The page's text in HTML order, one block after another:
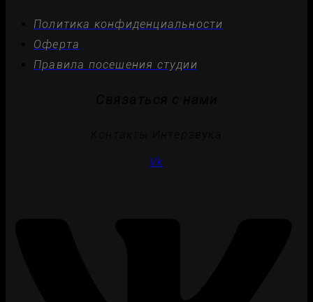
Политика конфиденциальности
Оферта
Правила посещения студии
Vk